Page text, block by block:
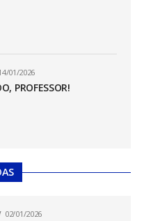
01/2026
PROFESSOR!
02/01/2026